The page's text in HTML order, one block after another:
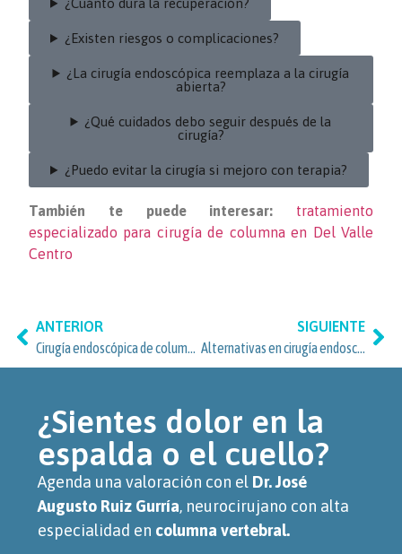
¿Existen riesgos o complicaciones?
¿La cirugía endoscópica reemplaza a la cirugía
abierta?
¿Qué cuidados debo seguir después de la
cirugía?
¿Puedo evitar la cirugía si mejoro con terapia?
También te puede interesar:
tratamiento
especializado para cirugía de columna en Del Valle
Centro
ANTERIOR
SIGUIENTE
Alternativas en cirugía endoscópica de columna en Narvarte Oriente y Benito Juárez
¿Sientes dolor en la
espalda o el cuello?
Agenda una valoración con el Dr. José
Augusto Ruiz Gurría, neurocirujano con alta
especialidad en columna vertebral.